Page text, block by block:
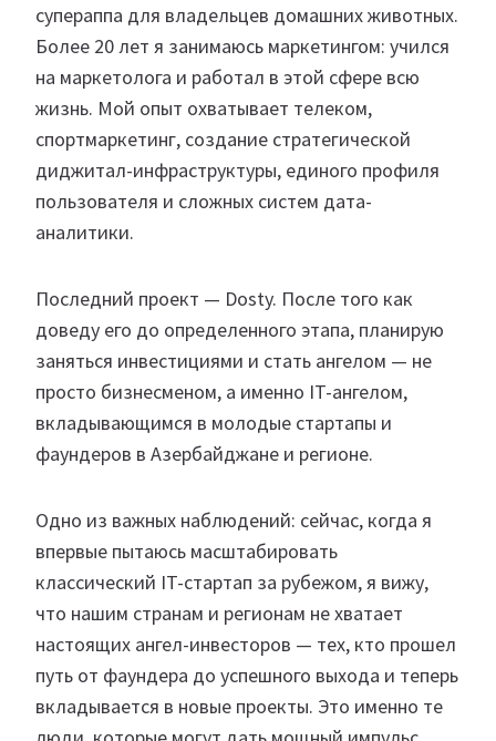
супераппа для владельцев домашних животных.
Более 20 лет я занимаюсь маркетингом: учился
на маркетолога и работал в этой сфере всю
жизнь. Мой опыт охватывает телеком,
спортмаркетинг, создание стратегической
диджитал-инфраструктуры, единого профиля
пользователя и сложных систем дата-
аналитики.
Последний проект — Dosty. После того как
доведу его до определенного этапа, планирую
заняться инвестициями и стать ангелом — не
просто бизнесменом, а именно IT-ангелом,
вкладывающимся в молодые стартапы и
фаундеров в Азербайджане и регионе.
Одно из важных наблюдений: сейчас, когда я
впервые пытаюсь масштабировать
классический IT-стартап за рубежом, я вижу,
что нашим странам и регионам не хватает
настоящих ангел-инвесторов — тех, кто прошел
путь от фаундера до успешного выхода и теперь
вкладывается в новые проекты. Это именно те